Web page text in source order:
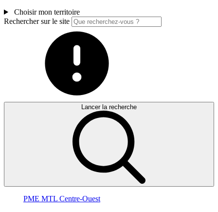
Choisir mon territoire
Rechercher sur le site
Lancer la recherche
PME MTL Centre-Ouest